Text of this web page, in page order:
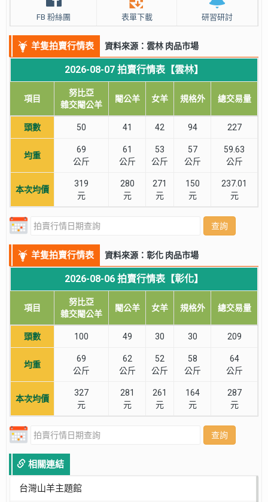
FB 粉絲團 表單下載 研習研討
羊隻拍賣行情表 資料來源：雲林 肉品市場
2026-08-07 拍賣行情表【雲林】
項目
努比亞
雜交閹公羊
閹公羊 女羊 規格外 總交易量
頭數 50 41 42 94 227
均重
69
公斤
61
公斤
53
公斤
57
公斤
59.63
公斤
本次均價
319
元
280
元
271
元
150
元
237.01
元
查詢
羊隻拍賣行情表 資料來源：彰化 肉品市場
2026-08-06 拍賣行情表【彰化】
項目
努比亞
雜交閹公羊
閹公羊 女羊 規格外 總交易量
頭數 100 49 30 30 209
均重
69
公斤
62
公斤
52
公斤
58
公斤
64
公斤
本次均價
327
元
281
元
261
元
164
元
287
元
查詢
相關連結
台灣山羊主題館